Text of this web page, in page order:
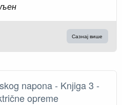
Сазнај више
napona - Knјiga 3 -
opreme